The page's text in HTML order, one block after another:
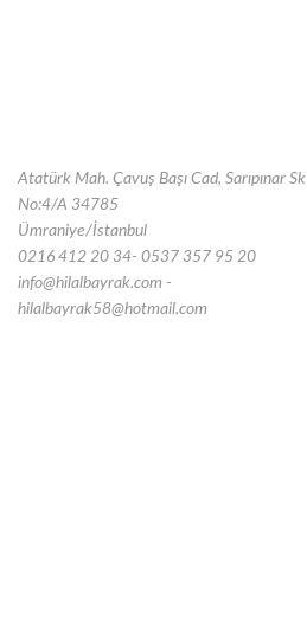
Atatürk Mah. Çavuş Başı Cad, Sarıpınar Sk
No:4/A 34785
Ümraniye/İstanbul
0216 412 20 34- 0537 357 95 20
info@hilalbayrak.com -
hilalbayrak58@hotmail.com